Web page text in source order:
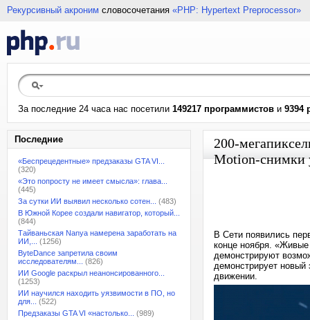
Рекурсивный акроним словосочетания «PHP: Hypertext Preprocessor»
За последние 24 часа нас посетили 149217 программистов и 9394
Последние
«Беспрецедентные» предзаказы GTA VI...
(320)
«Это попросту не имеет смысла»: глава...
(445)
За сутки ИИ выявил несколько сотен...
(483)
В Южной Корее создали навигатор, который...
(844)
Тайваньская Nanya намерена заработать на
ИИ,...
(1256)
ByteDance запретила своим
исследователям...
(826)
ИИ Google раскрыл неанонсированного...
(1253)
ИИ научился находить уязвимости в ПО, но
для...
(522)
Предзаказы GTA VI «настолько...
(989)
200-
Motion-снимки
В Cети появились
конце ноября.
демонстрируют
демонстрирует
движении.